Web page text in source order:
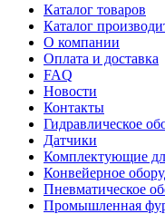
Каталог товаров
Каталог
О компании
Оплата и доставка
FAQ
Новости
Контакты
Гидравлическое
Датчики
Комплектующие
Конвейерное
Пневматическое
Промышленная